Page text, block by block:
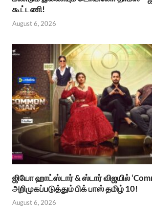
கூட்டணி!
August 6, 2026
ஜியோ ஹாட்ஸ்டார் & ஸ்டார் விஜயில்
அறிமுகப்படுத்தும் பிக் பாஸ் தமிழ் 10!
August 6, 2026